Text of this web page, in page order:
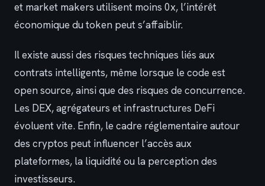
et market makers utilisent moins 0x, l’intérêt
économique du token peut s’affaiblir.
Il existe aussi des risques techniques liés aux
contrats intelligents, même lorsque le code est
open source, ainsi que des risques de concurrence.
Les DEX, agrégateurs et infrastructures DeFi
évoluent vite. Enfin, le cadre réglementaire autour
des cryptos peut influencer l’accès aux
plateformes, la liquidité ou la perception des
investisseurs.